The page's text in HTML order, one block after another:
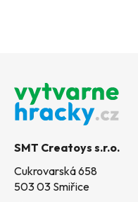
SMT Creatoys s.r.o.
Cukrovarská 658
503 03 Smiřice